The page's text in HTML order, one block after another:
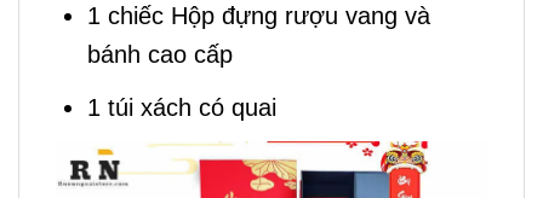
1 chiếc Hộp đựng rượu vang và
bánh cao cấp
1 túi xách có quai